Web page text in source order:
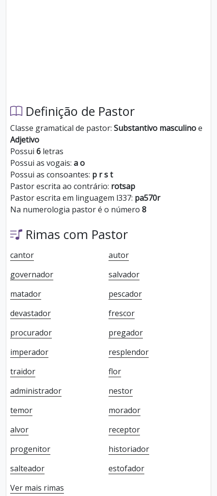
Definição de Pastor
Classe gramatical de pastor: Substantivo masculinoe
Adjetivo
Possui 6 letras
Possui as vogais: a o
Possui as consoantes: p r s t
Pastor escrita ao contrário: rotsap
Pastor escrita em linguagem l337: pa570r
Na numerologia pastor é o número 8
Rimas com Pastor
cantor
autor
governador
salvador
matador
pescador
devastador
frescor
procurador
pregador
imperador
resplendor
traidor
flor
administrador
nestor
temor
morador
alvor
receptor
progenitor
historiador
salteador
estofador
Ver mais rimas